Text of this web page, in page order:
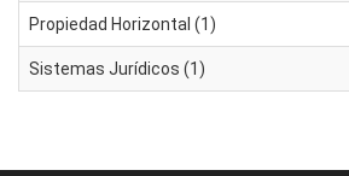
Propiedad Horizontal (1)
Sistemas Jurídicos (1)